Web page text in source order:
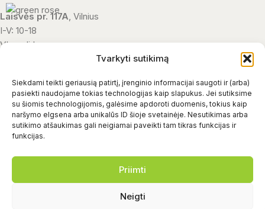
Tvarkyti sutikimą
Siekdami teikti geriausią patirtį, įrenginio informacijai saugoti ir (arba)
pasiekti naudojame tokias technologijas kaip slapukus. Jei sutiksime
su šiomis technologijomis, galėsime apdoroti duomenis, tokius kaip
naršymo elgsena arba unikalūs ID šioje svetainėje. Nesutikimas arba
sutikimo atšaukimas gali neigiamai paveikti tam tikras funkcijas ir
funkcijas.
Priimti
Neigti
Laisvės pr. 117A , Vilnius
I-V: 10-18
VI: nedirbame
uzsakymai@green-rose.lt
APIE MUS